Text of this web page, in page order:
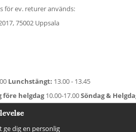
för ev. returer används:
75002 Uppsala
Lunchstängt: 13.00 - 13.45
före helgdag10.00-17.00Söndag &
Titta här
ge dig en personlig